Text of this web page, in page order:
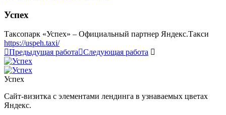
Успех
Таксопарк «Успех» – Официальный партнер Яндекс.Такси
https://uspeh.taxi/
Предыдущая работа Следующая работа
Успех
Сайт-визитка с элементами лендинга в узнаваемых цветах
Яндекс.